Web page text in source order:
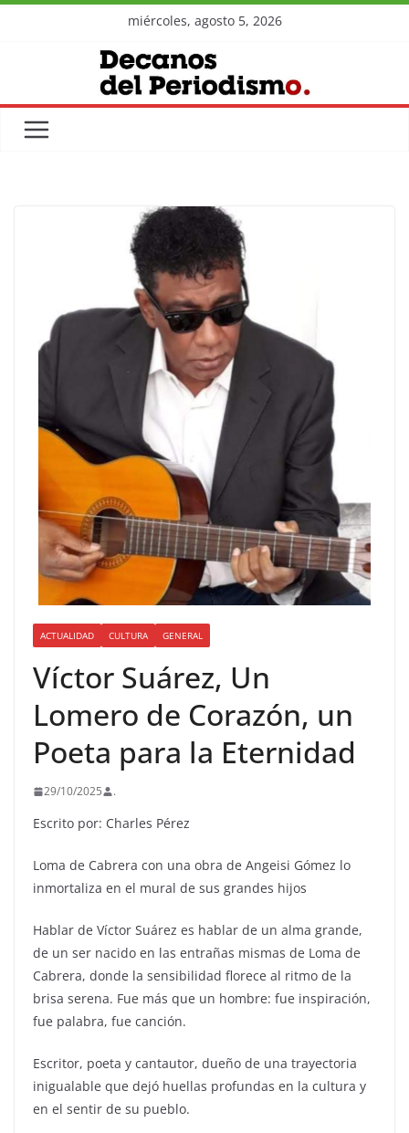
miércoles, agosto 5, 2026
ACTUALIDAD CULTURA GENERAL
Víctor Suárez, Un
Lomero de Corazón, un
Poeta para la Eternidad
29/10/2025 .
Escrito por: Charles Pérez
Loma de Cabrera con una obra de Angeisi Gómez lo
inmortaliza en el mural de sus grandes hijos
Hablar de Víctor Suárez es hablar de un alma grande,
de un ser nacido en las entrañas mismas de Loma de
Cabrera, donde la sensibilidad florece al ritmo de la
brisa serena. Fue más que un hombre: fue inspiración,
fue palabra, fue canción.
Escritor, poeta y cantautor, dueño de una trayectoria
inigualable que dejó huellas profundas en la cultura y
en el sentir de su pueblo.